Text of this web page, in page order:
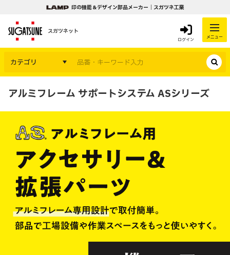
印の機能＆デザイン部品メーカー｜スガツネ工業
スガツネット
ログイン メニュー
カテゴリ
アルミフレーム サポートシステム ASシリーズ